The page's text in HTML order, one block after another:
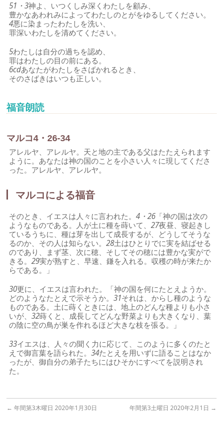
51・3神よ、いつくしみ深くわたしを顧み、
豊かなあわれみによってわたしのとがをゆるしてください。
4悪に染まったわたしを洗い、
罪深いわたしを清めてください。
5わたしは自分の過ちを認め、
罪はわたしの目の前にある。
6cdあなたがわたしをさばかれるとき、
そのさばきはいつも正しい。
福音朗読
マルコ4・26-34
アレルヤ、アレルヤ。天と地の主である父はたたえられます
ように。あなたは神の国のことを小さい人々に現してくださ
った。アレルヤ、アレルヤ。
マルコによる福音
そのとき、イエスは人々に言われた。4・26「神の国は次の
ようなものである。人が土に種を蒔いて、27夜昼、寝起きし
ているうちに、種は芽を出して成長するが、どうしてそうな
るのか、その人は知らない。28土はひとりでに実を結ばせる
のであり、まず茎、次に穂、そしてその穂には豊かな実がで
きる。29実が熟すと、早速、鎌を入れる。収穫の時が来たか
らである。」
30更に、イエスは言われた。「神の国を何にたとえようか。
どのようなたとえで示そうか。31それは、からし種のような
ものである。土に蒔くときには、地上のどんな種よりも小さ
いが、32蒔くと、成長してどんな野菜よりも大きくなり、葉
の陰に空の鳥が巣を作れるほど大きな枝を張る。」
33イエスは、人々の聞く力に応じて、このように多くのたと
えで御言葉を語られた。34たとえを用いずに語ることはなか
ったが、御自分の弟子たちにはひそかにすべてを説明され
た。
← 年間第3木曜日 2020年1月30日 年間第3土曜日 2020年2月1日 →